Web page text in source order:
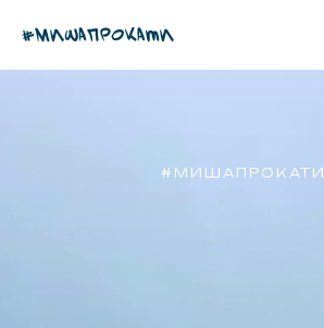
#МИШАПРОКАТИ